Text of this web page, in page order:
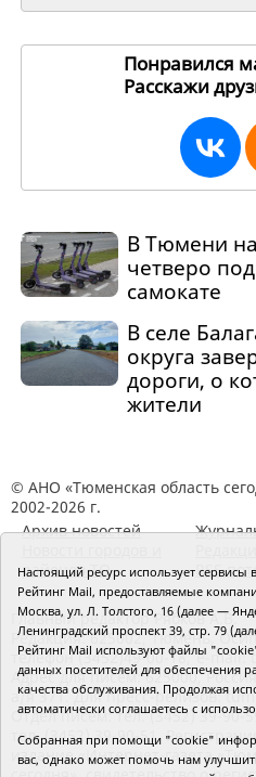
Понравился
Расскажи
В Тюмени
четверо
самокате
В селе
округа
дороги, о
жители
© АНО «Тюменская область
2002-2026 г.
Архив новостей
районов ТО
RSS
Главный редактор Рябков А.В.
Редакция: 625002, Тюмень,
телефон (3452)49-00-18, e-mail:
Адрес для писем: 625000,
а/я 371. Для пресс-релизов:
Отдел писем: тел. (3452) 39-
тел. (3452) 39-90-51.
издание «Интернет-газета
Настоящий ресурс использует
Рейтинг Mail, предоставляемые
Москва, ул. Л. Толстого, 16 (далее —
Ленинградский проспект 39, стр. 79
Рейтинг Mail используют файлы
данных посетителей для обеспечения
качества обслуживания. Продолжая
автоматически соглашаетесь с
Собранная при помощи "cookie"
вас, однако может помочь нам